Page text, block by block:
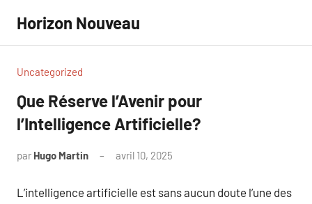
contenu
Horizon Nouveau
Uncategorized
Que Réserve l’Avenir pour
l’Intelligence Artificielle?
par Hugo Martin avril 10, 2025
L’intelligence artificielle est sans aucun doute l’une des